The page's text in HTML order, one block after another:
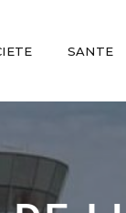
SANTE